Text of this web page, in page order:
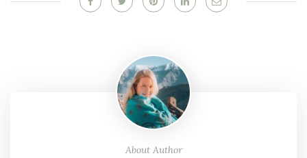
About Author